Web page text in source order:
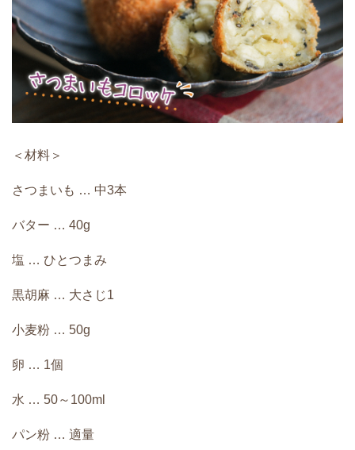
＜材料＞
さつまいも … 中3本
バター … 40g
塩 … ひとつまみ
黒胡麻 … 大さじ1
小麦粉 … 50g
卵 … 1個
水 … 50～100ml
パン粉 … 適量